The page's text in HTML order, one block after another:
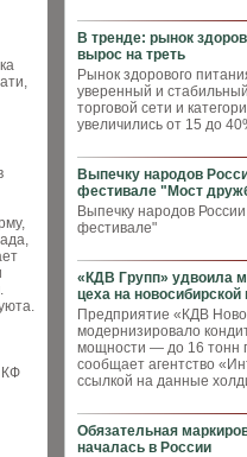
В тренде: рынок
вырос на треть
Рынок здорового
уверенный и
торговой сети и
увеличились от 15 до
Выпечку народов
фестивале "Мост
Выпечку народов
фестивале"
«КДВ Групп» удвоила
цеха на
Предприятие «КДВ
модернизировало
мощности — до 16 тонн
сообщает агентство
ссылкой на данные
Обязательная
началась в России
КФ